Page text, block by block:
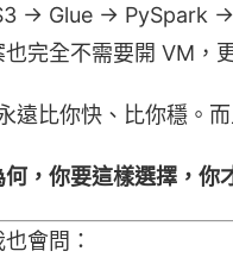
→ Glue → PySpark →
完全不需要開 VM，
遠比你快、比你穩。
，你要這樣選擇，你
會問：